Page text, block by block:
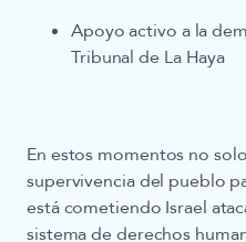
Apoyo activo a la
Tribunal de La Haya
En estos momentos no
supervivencia del pueblo
está cometiendo Israel
sistema de derechos